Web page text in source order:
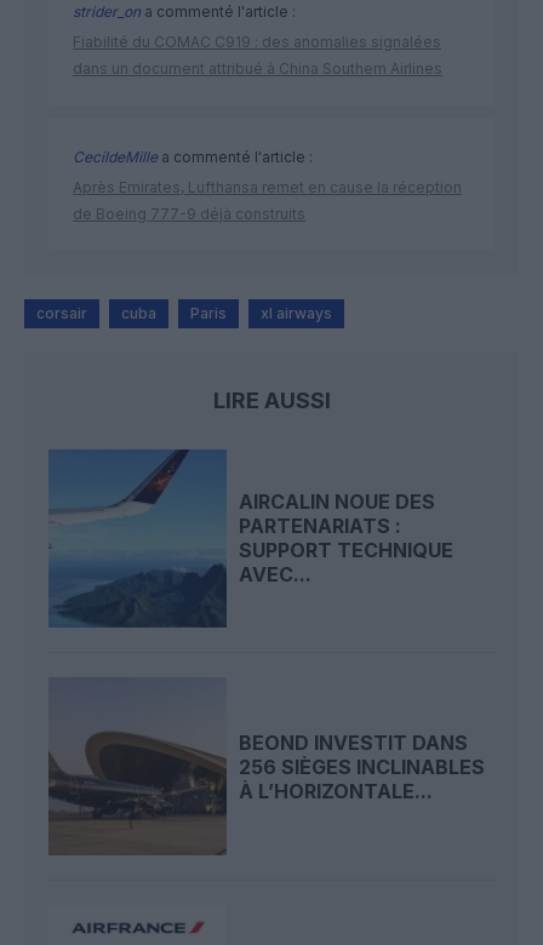
strider_on a commenté l'article :
Fiabilité du COMAC C919 : des anomalies signalées
dans un document attribué à China Southern Airlines
CecildeMillea commenté l'article :
Après Emirates, Lufthansa remet en cause la réception
de Boeing 777-9 déjà construits
corsair cuba Paris xl airways
LIRE AUSSI
AIRCALIN NOUE DES
PARTENARIATS :
SUPPORT TECHNIQUE
AVEC...
BEOND INVESTIT DANS
256 SIÈGES INCLINABLES
À L’HORIZONTALE...